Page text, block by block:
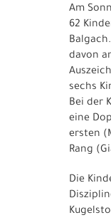
Am
62
davon
sechs
Bei der
eine
ersten
Rang
Die